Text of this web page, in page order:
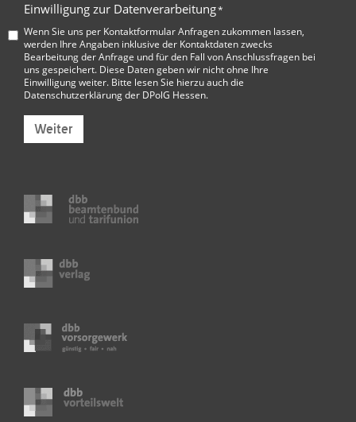
Einwilligung zur Datenverarbeitung*
Wenn Sie uns per Kontaktformular Anfragen zukommen lassen,
werden Ihre Angaben inklusive der Kontaktdaten zwecks
Bearbeitung der Anfrage und für den Fall von Anschlussfragen bei
uns gespeichert. Diese Daten geben wir nicht ohne Ihre
Einwilligung weiter. Bitte lesen Sie hierzu auch die
Datenschutzerklärung der DPolG Hessen.
Weiter